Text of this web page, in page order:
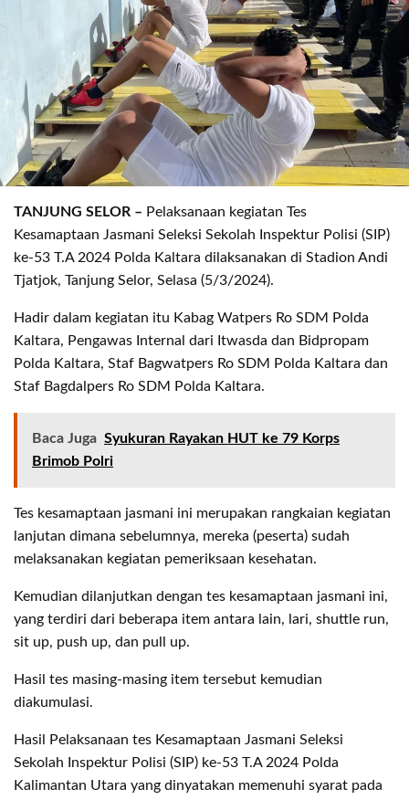
TANJUNG SELOR – Pelaksanaan kegiatan Tes
Kesamaptaan Jasmani Seleksi Sekolah Inspektur Polisi (SIP)
ke-53 T.A 2024 Polda Kaltara dilaksanakan di Stadion Andi
Tjatjok, Tanjung Selor, Selasa (5/3/2024).
Hadir dalam kegiatan itu Kabag Watpers Ro SDM Polda
Kaltara, Pengawas Internal dari Itwasda dan Bidpropam
Polda Kaltara, Staf Bagwatpers Ro SDM Polda Kaltara dan
Staf Bagdalpers Ro SDM Polda Kaltara.
Baca Juga Syukuran Rayakan HUT ke 79 Korps
Brimob Polri
Tes kesamaptaan jasmani ini merupakan rangkaian kegiatan
lanjutan dimana sebelumnya, mereka (peserta) sudah
melaksanakan kegiatan pemeriksaan kesehatan.
Kemudian dilanjutkan dengan tes kesamaptaan jasmani ini,
yang terdiri dari beberapa item antara lain, lari, shuttle run,
sit up, push up, dan pull up.
Hasil tes masing-masing item tersebut kemudian
diakumulasi.
Hasil Pelaksanaan tes Kesamaptaan Jasmani Seleksi
Sekolah Inspektur Polisi (SIP) ke-53 T.A 2024 Polda
Kalimantan Utara yang dinyatakan memenuhi syarat pada